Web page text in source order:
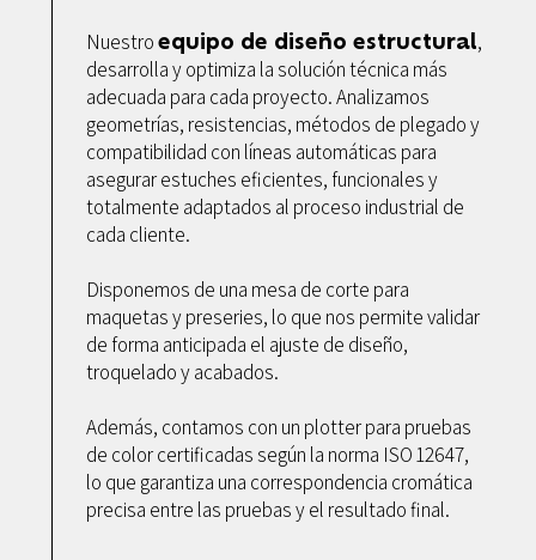
Nuestroequipo de diseño estructural,
desarrolla y optimiza la solución técnica más
adecuada para cada proyecto. Analizamos
geometrías, resistencias, métodos de plegado y
compatibilidad con líneas automáticas para
asegurar estuches eficientes, funcionales y
totalmente adaptados al proceso industrial de
cada cliente.
Disponemos de una mesa de corte para
maquetas y preseries, lo que nos permite validar
de forma anticipada el ajuste de diseño,
troquelado y acabados.
Además, contamos con un plotter para pruebas
de color certificadas según la norma ISO 12647,
lo que garantiza una correspondencia cromática
precisa entre las pruebas y el resultado final.